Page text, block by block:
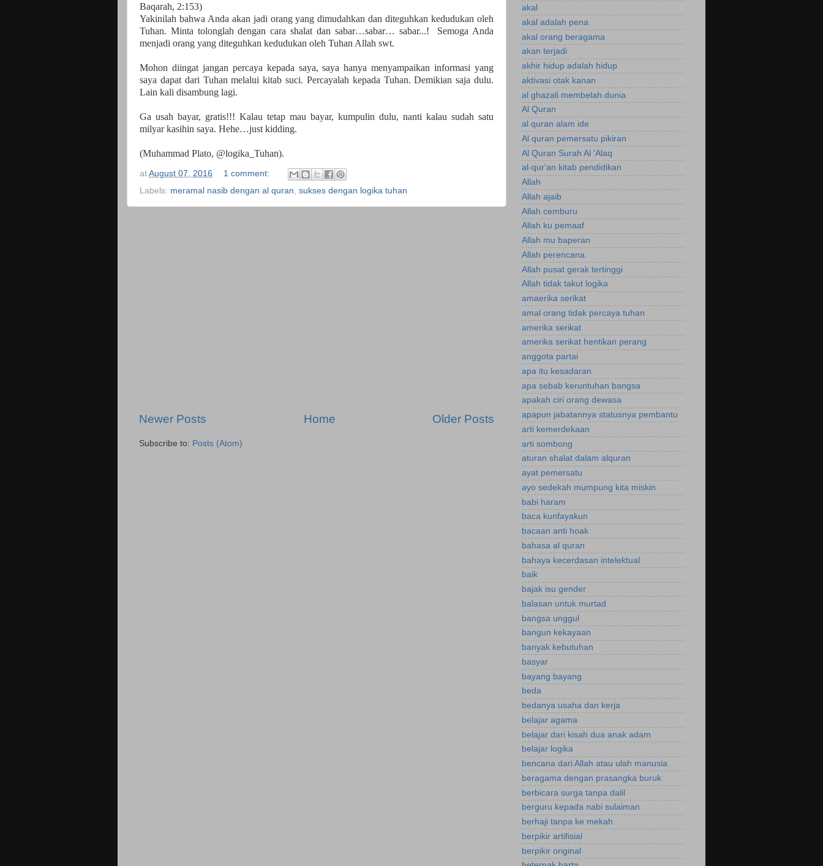
Baqarah, 2:153)
Yakinilah bahwa Anda akan jadi orang yang dimudahkan dan diteguhkan kedudukan oleh
Tuhan. Minta tolonglah dengan cara shalat dan sabar…sabar… sabar...!
Semoga Anda
menjadi orang yang diteguhkan kedudukan oleh Tuhan Allah swt.
Mohon diingat jangan percaya kepada saya, saya hanya menyampaikan informasi yang
saya dapat dari Tuhan melalui kitab suci. Percayalah kepada Tuhan. Demikian saja dulu.
Lain kali disambung lagi.
Ga usah bayar, gratis!!! Kalau tetap mau bayar, kumpulin dulu, nanti kalau sudah satu
milyar kasihin saya. Hehe…just kidding.
(Muhammad Plato, @logika_Tuhan).
at August 07, 2016
1 comment:
Labels: meramal nasib dengan al quran sukses dengan logika tuhan
Newer Posts Older Posts
Home
Subscribe to: Posts (Atom)
akal
akal adalah pena
akal orang beragama
akan terjadi
akhir hidup adalah hidup
aktivasi otak kanan
al ghazali membelah dunia
Al Quran
al quran alam ide
Al quran pemersatu pikiran
Al Quran Surah Al 'Alaq
al-qur'an kitab pendidikan
Allah
Allah ajaib
Allah cemburu
Allah ku pemaaf
Allah mu baperan
Allah perencana
Allah pusat gerak tertinggi
Allah tidak takut logika
amaerika serikat
amal orang tidak percaya tuhan
amerika serikat
amerika serikat hentikan perang
anggota partai
apa itu kesadaran
apa sebab keruntuhan bangsa
apakah ciri orang dewasa
apapun jabatannya statusnya pembantu
arti kemerdekaan
arti sombong
aturan shalat dalam alquran
ayat pemersatu
ayo sedekah mumpung kita miskin
babi haram
baca kunfayakun
bacaan anti hoak
bahasa al quran
bahaya kecerdasan intelektual
baik
bajak isu gender
balasan untuk murtad
bangsa unggul
bangun kekayaan
banyak kebutuhan
basyar
bayang bayang
beda
bedanya usaha dan kerja
belajar agama
belajar dari kisah dua anak adam
belajar logika
bencana dari Allah atau ulah manusia
beragama dengan prasangka buruk
berbicara surga tanpa dalil
berguru kepada nabi sulaiman
berhaji tanpa ke mekah
berpikir artifisial
berpikir original